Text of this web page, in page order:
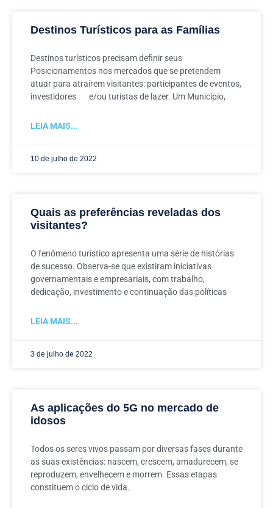
Destinos Turísticos para as Famílias
Destinos turísticos precisam definir seus
Posicionamentos nos mercados que se pretendem
atuar para atraírem visitantes: participantes de eventos,
investidores e/ou turistas de lazer. Um Município,
LEIA MAIS...
10 de julho de 2022
Quais as preferências reveladas dos
visitantes?
O fenômeno turístico apresenta uma série de histórias
de sucesso. Observa-se que existiram iniciativas
governamentais e empresariais, com trabalho,
dedicação, investimento e continuação das políticas
LEIA MAIS...
3 de julho de 2022
As aplicações do 5G no mercado de
idosos
Todos os seres vivos passam por diversas fases durante
as suas existências: nascem, crescem, amadurecem, se
reproduzem, envelhecem e morrem. Essas etapas
constituem o ciclo de vida.